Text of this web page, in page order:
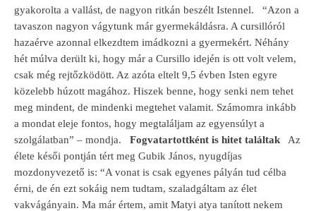
gyakorolta a vallást, de nagyon ritkán beszélt Istennel.
“Azon a
tavaszon nagyon vágytunk már gyermekáldásra. A cursillóról
hazaérve azonnal elkezdtem imádkozni a gyermekért. Néhány
hét múlva derült ki, hogy már a Cursillo idején is ott volt velem,
csak még rejtőzködött. Az azóta eltelt 9,5 évben Isten egyre
közelebb húzott magához. Hiszek benne, hogy senki nem tehet
meg mindent, de mindenki megtehet valamit. Számomra inkább
a mondat eleje fontos, hogy megtaláljam az egyensúlyt a
szolgálatban” – mondja.
Fogvatartottként is hitet találtak
Az
élete késői pontján tért meg Gubik János, nyugdíjas
mozdonyvezető is: “A vonat is csak egyenes pályán tud célba
érni, de én ezt sokáig nem tudtam, szaladgáltam az élet
vakvágányain. Ma már értem, amit Matyi atya tanított nekem